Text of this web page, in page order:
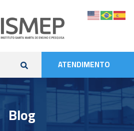
ATENDIMENTO
Blog